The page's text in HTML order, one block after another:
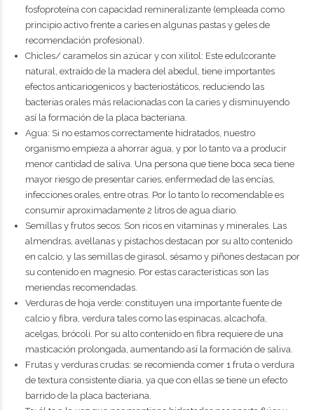
fosfoproteína con capacidad remineralizante (empleada como
principio activo frente a caries en algunas pastas y geles de
recomendación profesional).
Chicles/ caramelos sin azúcar y con xilitol: Este edulcorante
natural, extraído de la madera del abedul, tiene importantes
efectos anticariogenicos y bacteriostáticos, reduciendo las
bacterias orales más relacionadas con la caries y disminuyendo
así la formación de la placa bacteriana.
Agua: Si no estamos correctamente hidratados, nuestro
organismo empieza a ahorrar agua, y por lo tanto va a producir
menor cantidad de saliva. Una persona que tiene boca seca tiene
mayor riesgo de presentar caries, enfermedad de las encías,
infecciones orales, entre otras. Por lo tanto lo recomendable es
consumir aproximadamente 2 litros de agua diario.
Semillas y frutos secos: Son ricos en vitaminas y minerales. Las
almendras, avellanas y pistachos destacan por su alto contenido
en calcio, y las semillas de girasol, sésamo y piñones destacan por
su contenido en magnesio. Por estas características son las
meriendas recomendadas.
Verduras de hoja verde: constituyen una importante fuente de
calcio y fibra, verdura tales como las espinacas, alcachofa,
acelgas, brócoli. Por su alto contenido en fibra requiere de una
masticación prolongada, aumentando así la formación de saliva.
Frutas y verduras crudas: se recomienda comer 1 fruta o verdura
de textura consistente diaria, ya que con ellas se tiene un efecto
barrido de la placa bacteriana.